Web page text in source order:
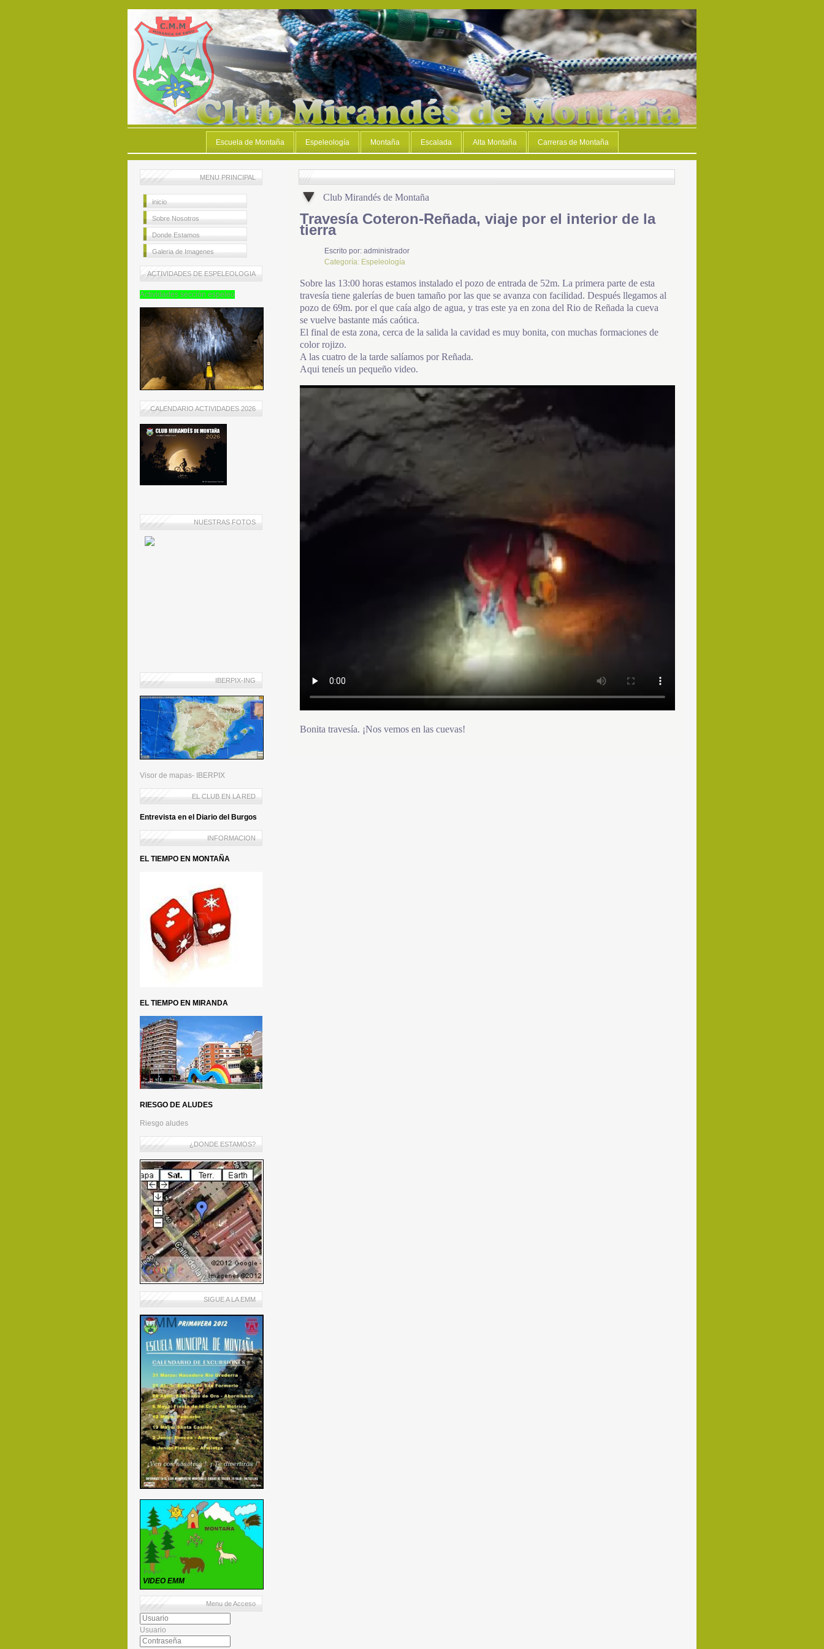
Escuela de Montaña Espeleología Montaña Escalada Alta Montaña Carreras de Montaña
Club Mirandés de Montaña
Travesía Coteron-Reñada, viaje por el interior de la
tierra
Escrito por: administrador
Categoría: Espeleología
Sobre las 13:00 horas estamos instalado el pozo de entrada de 52m. La primera parte de esta
travesía tiene galerías de buen tamaño por las que se avanza con facilidad. Después llegamos al
pozo de 69m. por el que caía algo de agua, y tras este ya en zona del Rio de Reñada la cueva
se vuelve bastante más caótica.
El final de esta zona, cerca de la salida la cavidad es muy bonita, con muchas formaciones de
color rojizo.
A las cuatro de la tarde salíamos por Reñada.
Aqui teneís un pequeño video.
Bonita travesía. ¡Nos vemos en las cuevas!
MENU PRINCIPAL
inicio
Sobre Nosotros
Donde Estamos
Galeria de Imagenes
ACTIVIDADES DE ESPELEOLOGIA
Actividades sección espeleo
CALENDARIO ACTIVIDADES 2026
NUESTRAS FOTOS
IBERPIX-ING
Visor de mapas- IBERPIX
EL CLUB EN LA RED
Entrevista en el Diario del Burgos
INFORMACION
EL TIEMPO EN MONTAÑA
EL TIEMPO EN MIRANDA
RIESGO DE ALUDES
Riesgo aludes
¿DONDE ESTAMOS?
SIGUE A LA EMM
VIDEO EMM
Menu de Acceso
Usuario